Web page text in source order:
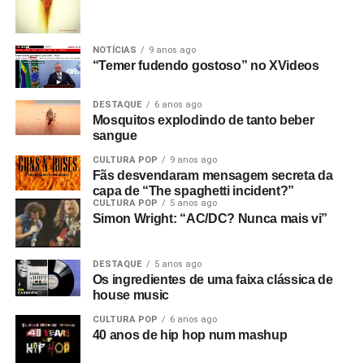
NOTÍCIAS 9 anos ago
“Temer fudendo gostoso” no XVideos
DESTAQUE 6 anos ago
Mosquitos explodindo de tanto beber
sangue
CULTURA POP 9 anos ago
Fãs desvendaram mensagem secreta da
capa de “The spaghetti incident?”
CULTURA POP 5 anos ago
Simon Wright: “AC/DC? Nunca mais vi”
DESTAQUE 5 anos ago
Os ingredientes de uma faixa clássica de
house music
CULTURA POP 6 anos ago
40 anos de hip hop num mashup